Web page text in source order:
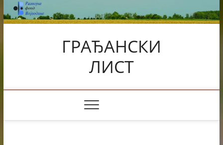
Skip
to
content
ГРАЂАНСКИ
ЛИСТ